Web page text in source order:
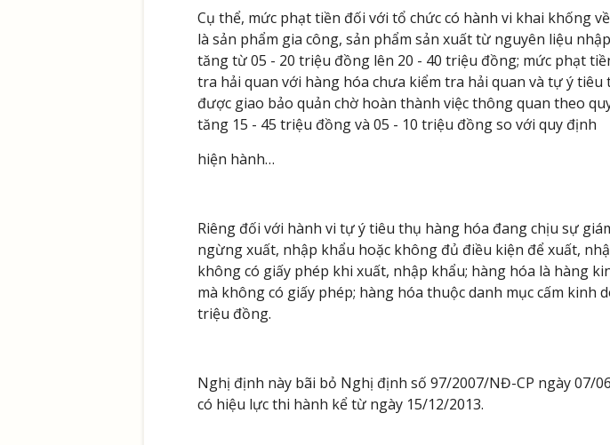
Cụ thể, mức phạt tiền đối với tổ chức có hành vi khai khống
là sản phẩm gia công, sản phẩm sản xuất từ nguyên liệu
tăng từ 05 - 20 triệu đồng lên 20 - 40 triệu đồng; mức phạt
tra hải quan với hàng hóa chưa kiểm tra hải quan và tự ý
được giao bảo quản chờ hoàn thành việc thông quan theo
tăng 15 - 45 triệu đồng và 05 - 10 triệu đồng so với quy định
hiện hành…
Riêng đối với hành vi tự ý tiêu thụ hàng hóa đang chịu sự
ngừng xuất, nhập khẩu hoặc không đủ điều kiện để xuất,
không có giấy phép khi xuất, nhập khẩu; hàng hóa là hàng
mà không có giấy phép; hàng hóa thuộc danh mục cấm
triệu đồng.
Nghị định này bãi bỏ Nghị định số 97/2007/NĐ-CP ngày 07/
có hiệu lực thi hành kể từ ngày 15/12/2013.